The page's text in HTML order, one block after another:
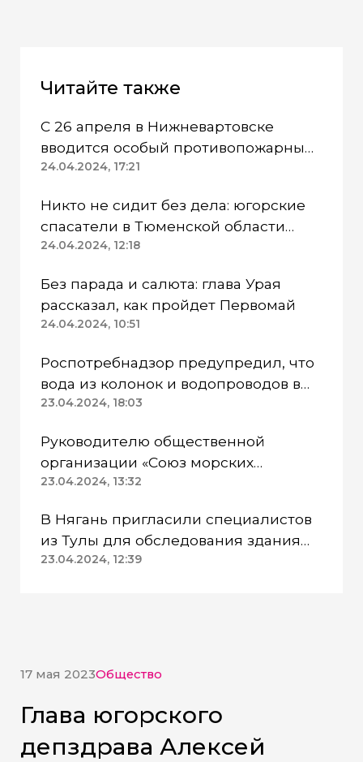
Читайте также
С 26 апреля в Нижневартовске
вводится особый противопожарный
режим
24.04.2024, 17:21
Никто не сидит без дела: югорские
спасатели в Тюменской области
работают в две смены
24.04.2024, 12:18
Без парада и салюта: глава Урая
рассказал, как пройдет Первомай
24.04.2024, 10:51
Роспотребнадзор предупредил, что
вода из колонок и водопроводов в
Казанском районе непригодна для
23.04.2024, 18:03
Руководителю общественной
организации «Союз морских
пехотинцев» Югры вынесли
23.04.2024, 13:32
В Нягань пригласили специалистов
из Тулы для обследования здания
ДК «Геолог»
23.04.2024, 12:39
17 мая 2023Общество
Глава югорского
депздрава Алексей